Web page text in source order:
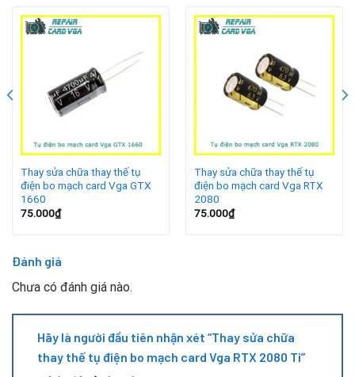
Card hoạt động liên tục với cường độ cao, sinh nhiệt lớn.
Nguồn điện không ổn định, dễ gây sốc điện cho linh kiện.
Bụi bẩn, ẩm mốc bám lâu ngày làm giảm khả năng tản
nhiệt.
Tuổi thọ tụ điện đã đến hạn, không còn đảm bảo hiệu
năng.
Dấu hiệu nhận biết tụ điện hỏng
Thay sửa chữa thay thế tụ
điện bo mạch card Vga GTX
1660
75.000₫
Thay sửa chữa thay thế tụ
điện bo mạch card Vga RTX
2080
75.000₫
Đánh giá
Chưa có đánh giá nào.
Hãy là người đầu tiên nhận xét “Thay sửa chữa
thay thế tụ điện bo mạch card Vga RTX 2080 Ti”